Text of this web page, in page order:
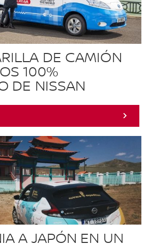
DE CAMIÓN
100%
DE NISSAN
A JAPÓN EN UN